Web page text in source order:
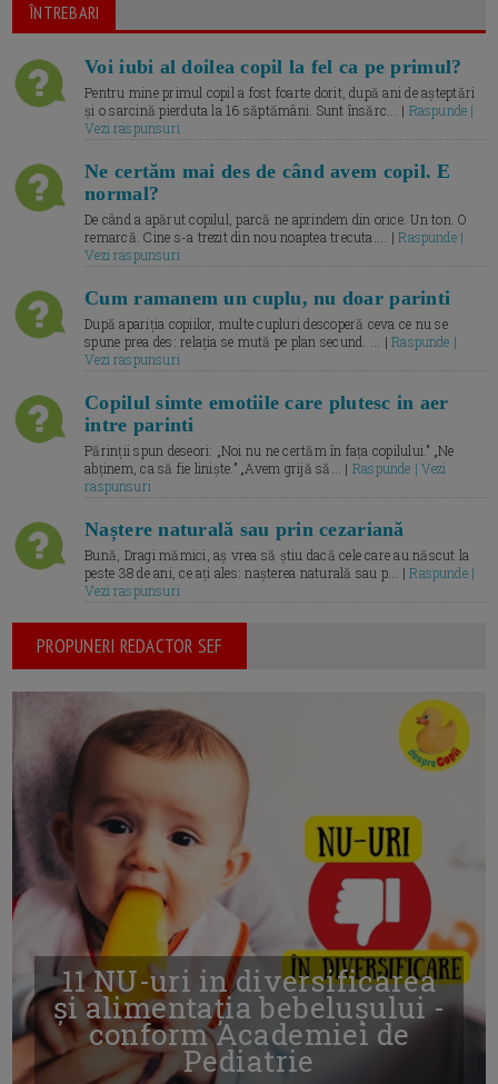
ÎNTREBARI
Voi iubi al doilea copil la fel ca pe primul?
Pentru mine primul copil a fost foarte dorit, după ani de așteptări
și o sarcină pierduta la 16 săptămâni. Sunt însărc... | Raspunde |
Vezi raspunsuri
Ne certăm mai des de când avem copil. E
normal?
De când a apărut copilul, parcă ne aprindem din orice. Un ton. O
remarcă. Cine s-a trezit din nou noaptea trecuta.... |Raspunde |
Vezi raspunsuri
Cum ramanem un cuplu, nu doar parinti
După apariția copiilor, multe cupluri descoperă ceva ce nu se
spune prea des: relația se mută pe plan secund. ... |Raspunde |
Vezi raspunsuri
Copilul simte emotiile care plutesc in aer
intre parinti
Părinții spun deseori: „Noi nu ne certăm în fața copilului.” „Ne
abținem, ca să fie liniște.” „Avem grijă să... | Raspunde | Vezi
raspunsuri
Naștere naturală sau prin cezariană
Bună, Dragi mămici, aș vrea să știu dacă cele care au născut la
peste 38 de ani, ce ați ales: nașterea naturală sau p... |Raspunde |
Vezi raspunsuri
PROPUNERI REDACTOR SEF
11 NU-uri in diversificarea
și alimentația bebelușului -
conform Academiei de
Pediatrie